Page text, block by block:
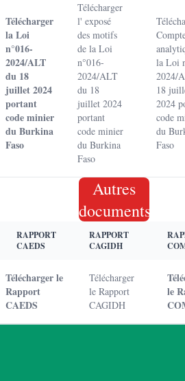
Télécharger
la Loi
n°016-
2024/ALT
du 18
juillet 2024
portant
code minier
du Burkina
Faso
Télécharger
l' exposé
des motifs
de la Loi
n°016-
2024/ALT
du 18
juillet 2024
portant
code minier
du Burkina
Faso
la Loi
2024/
18
2024
code
du
Faso
Autres
documents
RAPPORT
CAEDS
RAPPORT
CAGIDH
Télécharger le
Rapport
CAEDS
Télécharger
le Rapport
CAGIDH
le